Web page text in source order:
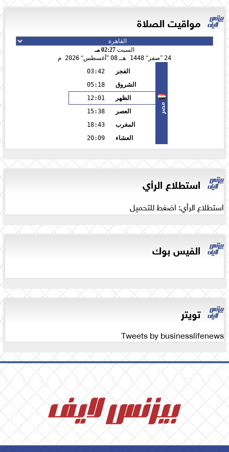
مواقيت الصلاة
السبت 02:27 مـ
24
صفر 1448 هـ 08 أغسطس 2026 م
مصر
الفجر
03:42
الشروق
05:18
الظهر
12:01
العصر
15:38
المغرب
18:43
العشاء
20:09
استطلاع الرأي
استطلاع الرأي: اضغط للتحميل
الفيس بوك
تويتر
Tweets by businesslifenews